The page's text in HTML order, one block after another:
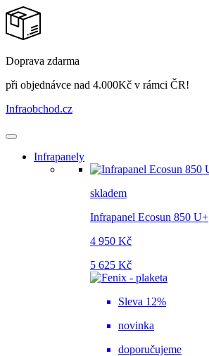
Doprava zdarma
při objednávce nad 4.000Kč v rámci ČR!
Infraobchod.cz
Infrapanely
skladem
Infrapanel Ecosun 850 U+
4 950 Kč
5 625 Kč
Sleva 12%
novinka
doporučujeme